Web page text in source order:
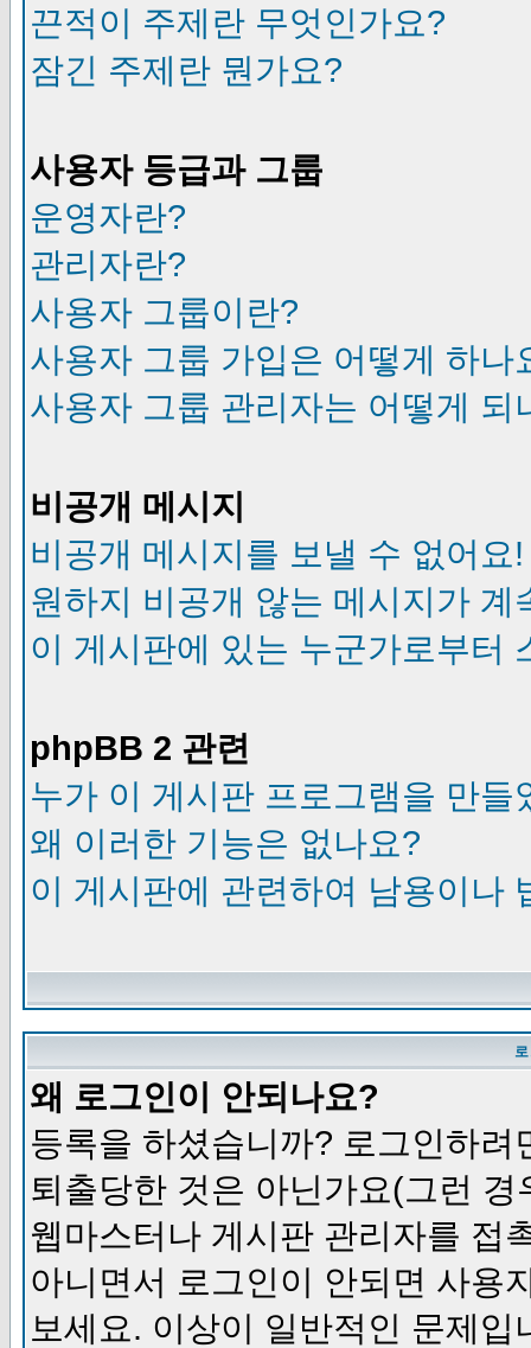
끈적이 주제란 무엇인가요?
잠긴 주제란 뭔가요?
사용자 등급과 그룹
운영자란?
관리자란?
사용자 그룹이란?
사용자 그룹 가입은 어떻게 하나
사용자 그룹 관리자는 어떻게 되
비공개 메시지
비공개 메시지를 보낼 수 없어요!
원하지 비공개 않는 메시지가 계
이 게시판에 있는 누군가로부터
phpBB 2 관련
누가 이 게시판 프로그램을 만들
왜 이러한 기능은 없나요?
이 게시판에 관련하여 남용이나
왜 로그인이 안되나요?
등록을 하셨습니까? 로그인하
퇴출당한 것은 아닌가요(그런
웹마스터나 게시판 관리자를 접
아니면서 로그인이 안되면 사용
보세요. 이상이 일반적인 문제